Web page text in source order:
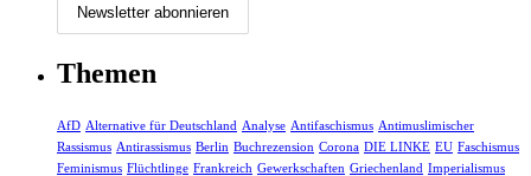
Themen
AfD Alternative für Deutschland Analyse Antifaschismus Antimuslimischer
Rassismus Antirassismus Berlin Buchrezension Corona DIE LINKE EU Faschismus
Feminismus Flüchtlinge Frankreich Gewerkschaften Griechenland Imperialismus